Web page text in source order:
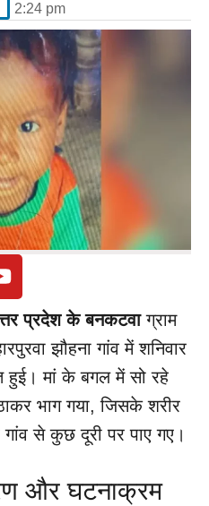
2:24 pm
प्रदेश के बनकटवाग्राम
झौहना गांव में शनिवार
हुई। मां के बगल में सो रहे
भाग गया, जिसके शरीर
से कुछ दूरी पर पाए गए।
और घटनाक्रम